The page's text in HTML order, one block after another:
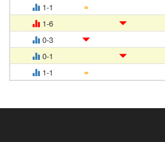
1-1
=
1-6
0-3
0-1
1-1
=